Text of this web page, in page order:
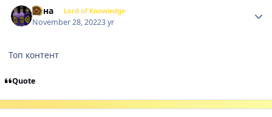
Ляна Lord of Knowledge
November 28, 20223 yr
Топ контент
Quote